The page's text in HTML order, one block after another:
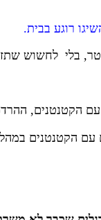
רוגע בבית.
בלי לחשוש
הקטנטנים,
הקטנטנים